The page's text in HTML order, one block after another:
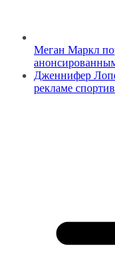
Меган Маркл
Дженнифер
рекламе